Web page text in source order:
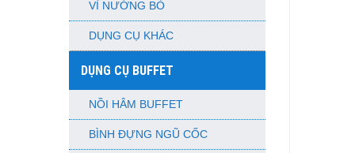
VỈ NƯỚNG BÒ
DỤNG CỤ KHÁC
DỤNG CỤ BUFFET
NỒI HÂM BUFFET
BÌNH ĐỰNG NGŨ CỐC